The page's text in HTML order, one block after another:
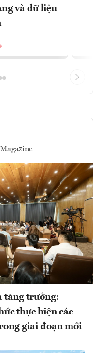
và dữ liệu
tăng trưởng:
thực hiện các
giai đoạn mới